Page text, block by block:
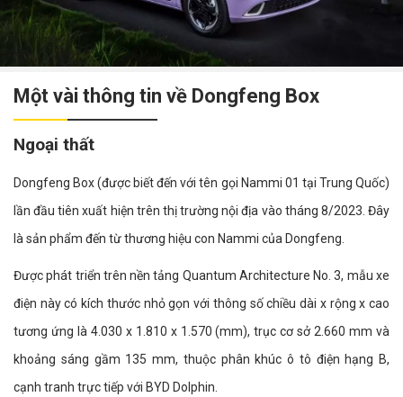
Một vài thông tin về Dongfeng Box
Ngoại thất
Dongfeng Box (được biết đến với tên gọi Nammi 01 tại Trung Quốc)
lần đầu tiên xuất hiện trên thị trường nội địa vào tháng 8/2023. Đây
là sản phẩm đến từ thương hiệu con Nammi của Dongfeng.
Được phát triển trên nền tảng Quantum Architecture No. 3, mẫu xe
điện này có kích thước nhỏ gọn với thông số chiều dài x rộng x cao
tương ứng là 4.030 x 1.810 x 1.570 (mm), trục cơ sở 2.660 mm và
khoảng sáng gầm 135 mm, thuộc phân khúc ô tô điện hạng B,
cạnh tranh trực tiếp với BYD Dolphin.